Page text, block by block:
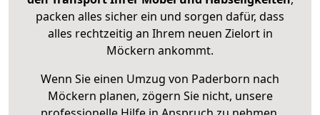
packen alles sicher ein und sorgen dafür, dass
alles rechtzeitig an Ihrem neuen Zielort in
Möckern ankommt.
Wenn Sie einen Umzug von Paderborn nach
Möckern planen, zögern Sie nicht, unsere